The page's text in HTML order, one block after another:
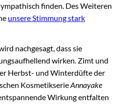
finden. Des Weiteren
unsere Stimmung stark
nachgesagt, dass sie
wirken. Zimt und
Herbst- und Winterdüfte der
KosmetikserieAnnayake
Wirkung entfalten